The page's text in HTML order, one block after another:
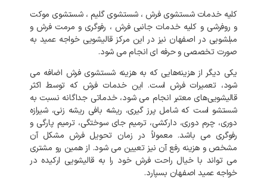
کلیه خدمات شستشوی فرش ، شستشوی گلیم ، شستشوی موکت
و روفرشی و کلیه خدمات جانبی فرش ، رفوگری و مرمت فرش و
مبلشویی در اصفهان نیز در این مرکز قالیشویی خواجه عمید به
صورت تخصصی و حرفه ای انجام می شود.
یکی دیگر از هزینه‌هایی که به هزینه شستشوی فرش اضافه می
شود، تعمیرات فرش است. این خدمات فرش که توسط اکثر
قالیشویی‌های معتبر انجام می شود، خدماتی جداگانه نسبت به
شستشو است که شامل پرز گیری، ریشه بافی ریشه زنی، شیرازه
دوری، چرم دوری، دارکشی، ترمیم جای سوختگی، ترمیم پارگی و
رفوگری می باشد. معمولاً در زمان تحویل فرش مشکل آن
مشخص و هزینه رفع آن نیز تعیین می شود. از همین رو مشتری
می تواند با خیال راحت فرش خود را به قالیشویی ارکیده در
خواجه عمید اصفهان بسپارد.